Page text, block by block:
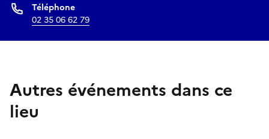
Téléphone
02 35 06 62 79
Autres événements dans ce
lieu